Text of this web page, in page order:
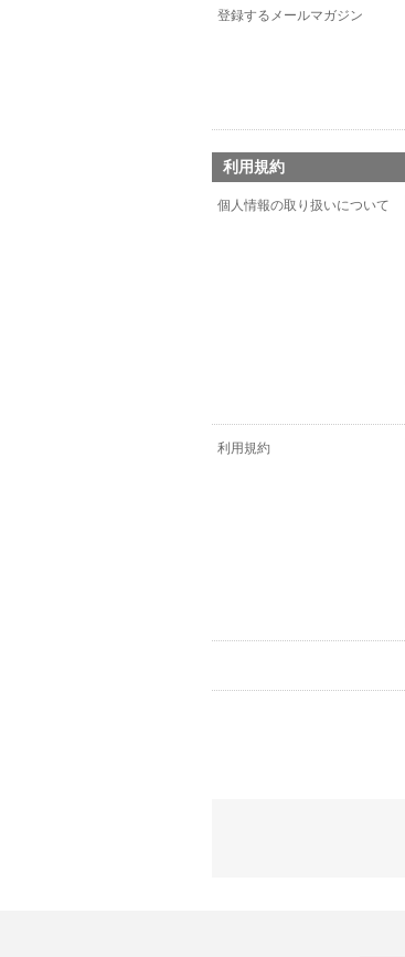
登録するメールマガジン
利用規約
個人情報の取り扱いについて
利用規約